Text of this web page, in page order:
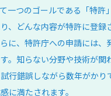
一つのゴールである「特許
、どんな内容が特許に登録
に、特許庁への申請には、
。知らない分野や技術が関
行錯誤しながら数年がかり
に満たされます。